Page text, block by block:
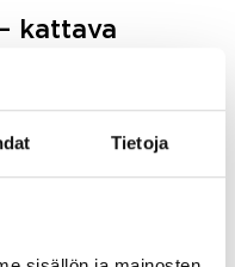
Tietoja
kattava
ja etsimme juuri